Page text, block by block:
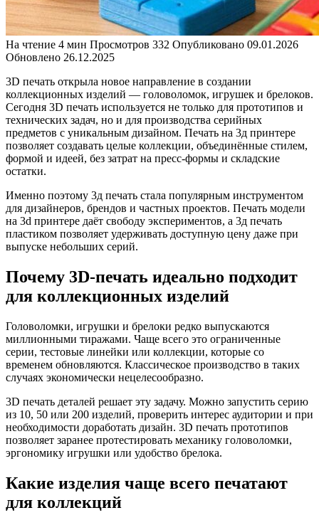
На чтение 4 мин Просмотров 332 Опубликовано 09.01.2026
Обновлено 26.12.2025
3D печать открыла новое направление в создании
коллекционных изделий — головоломок, игрушек и брелоков.
Сегодня 3D печать используется не только для прототипов и
технических задач, но и для производства серийных
предметов с уникальным дизайном. Печать на 3д принтере
позволяет создавать целые коллекции, объединённые стилем,
формой и идеей, без затрат на пресс-формы и складские
остатки.
Именно поэтому 3д печать стала популярным инструментом
для дизайнеров, брендов и частных проектов. Печать модели
на 3d принтере даёт свободу экспериментов, а 3д печать
пластиком позволяет удерживать доступную цену даже при
выпуске небольших серий.
Почему 3D-печать идеально подходит
для коллекционных изделий
Головоломки, игрушки и брелоки редко выпускаются
миллионными тиражами. Чаще всего это ограниченные
серии, тестовые линейки или коллекции, которые со
временем обновляются. Классическое производство в таких
случаях экономически нецелесообразно.
3D печать деталей решает эту задачу. Можно запустить серию
из 10, 50 или 200 изделий, проверить интерес аудитории и при
необходимости доработать дизайн. 3D печать прототипов
позволяет заранее протестировать механику головоломки,
эргономику игрушки или удобство брелока.
Какие изделия чаще всего печатают
для коллекций